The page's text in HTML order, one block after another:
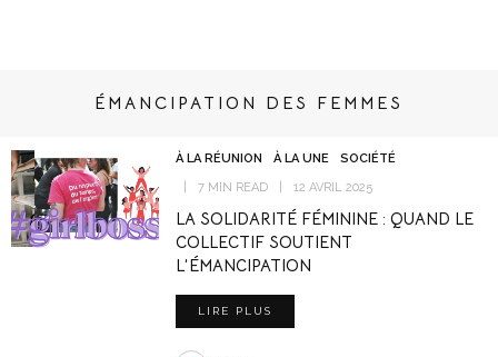
ÉMANCIPATION DES FEMMES
À LA RÉUNION À LA UNE
SOCIÉTÉ
7 MIN READ
12 AVRIL 2025
LA SOLIDARITÉ FÉMININE : QUAND LE
COLLECTIF SOUTIENT
L’ÉMANCIPATION
LIRE PLUS